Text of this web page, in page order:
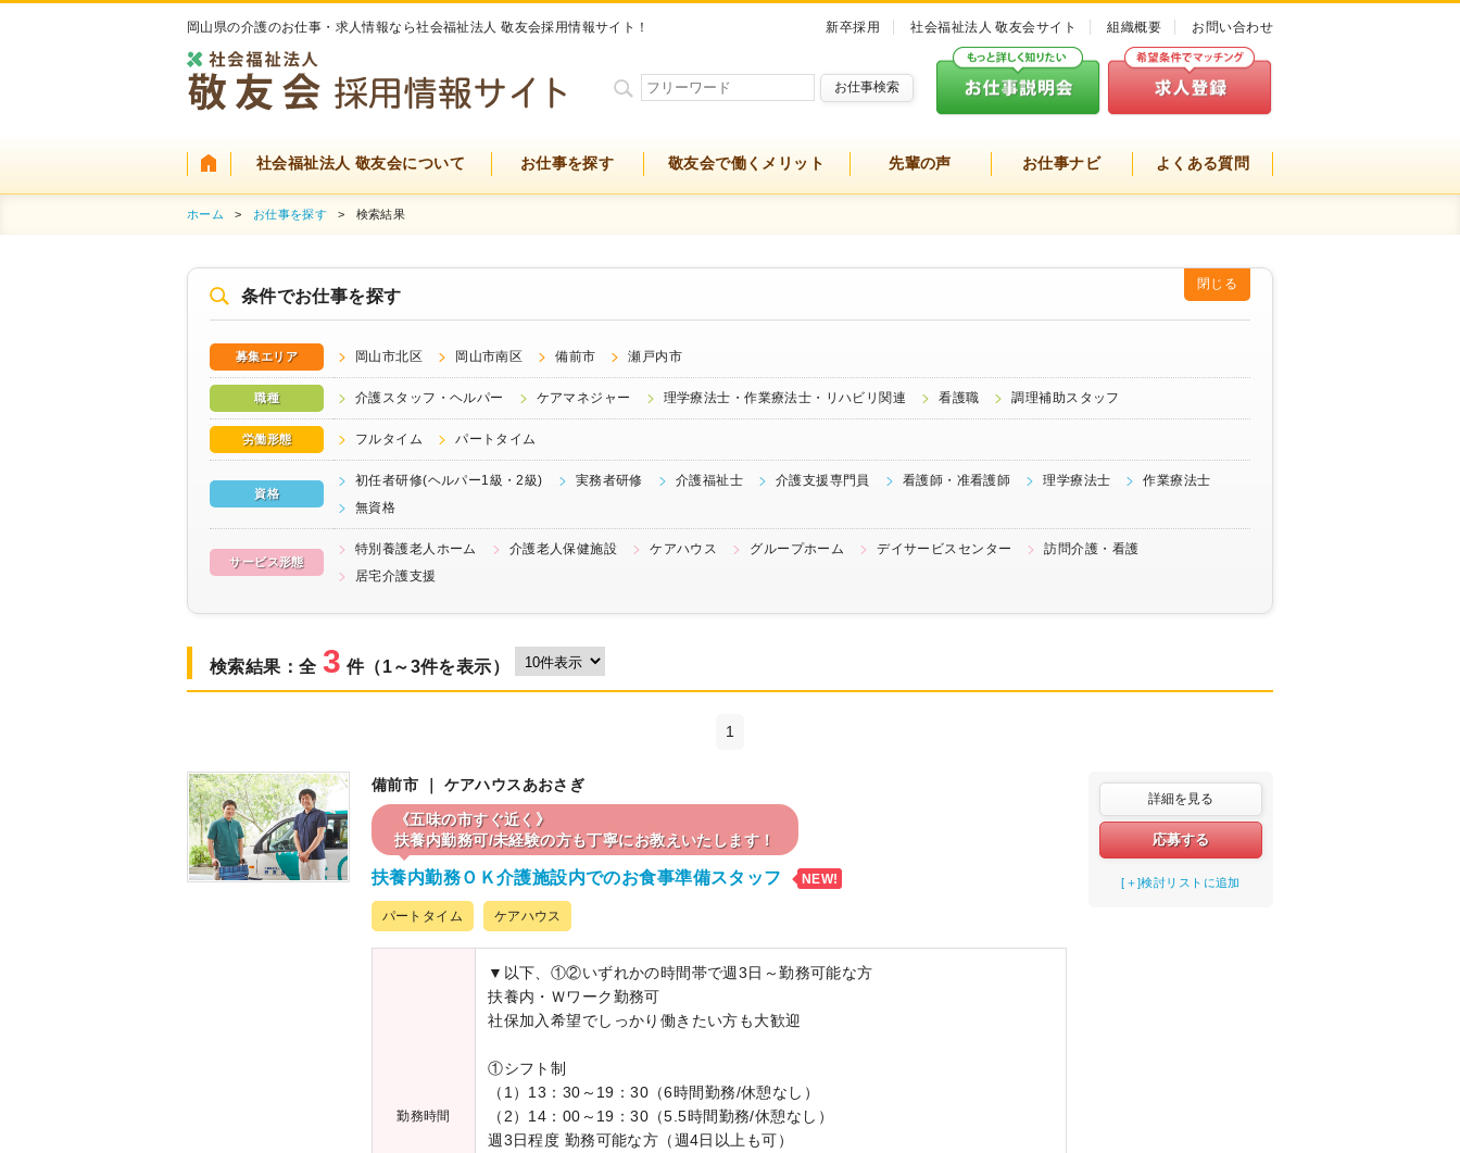
岡山県の介護のお仕事・求人情報なら社会福祉法人 敬友会採用情報サイト！ 新卒採用 社会福祉法人 敬友会サイト 組織概要 お問い合わせ
お仕事検索
社会福祉法人 敬友会について お仕事を探す 敬友会で働くメリット 先輩の声 お仕事ナビ よくある質問
ホーム > お仕事を探す > 検索結果
条件でお仕事を探す
閉じる
募集エリア 岡山市北区 岡山市南区 備前市 瀬戸内市
職種 介護スタッフ・ヘルパー ケアマネジャー 理学療法士・作業療法士・リハビリ関連 看護職 調理補助スタッフ
労働形態 フルタイム パートタイム
資格
初任者研修(ヘルパー1級・2級) 実務者研修 介護福祉士 介護支援専門員 看護師・准看護師 理学療法士
作業療法士
無資格
サービス形態
特別養護老人ホーム 介護老人保健施設 ケアハウス グループホーム デイサービスセンター
訪問介護・看護
居宅介護支援
検索結果：全 3 件（1～3件を表示）
1
備前市 ｜ ケアハウスあおさぎ
《五味の市すぐ近く》
扶養内勤務可/未経験の方も丁寧にお教えいたします！
扶養内勤務ＯＫ介護施設内でのお食事準備スタッフ NEW!
パートタイム ケアハウス
勤務時間
▼以下、①②いずれかの時間帯で週3日～勤務可能な方
扶養内・Ｗワーク勤務可
社保加入希望でしっかり働きたい方も大歓迎
①シフト制
（1）13：30～19：30（6時間勤務/休憩なし）
（2）14：00～19：30（5.5時間勤務/休憩なし）
週3日程度 勤務可能な方（週4日以上も可）
詳細を見る
応募する
[＋]検討リストに追加